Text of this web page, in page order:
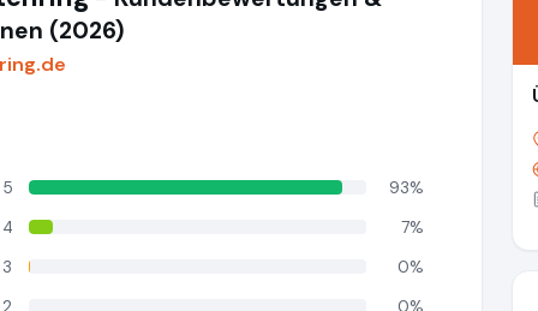
(2026)
5
93%
4
7%
3
0%
2
0%